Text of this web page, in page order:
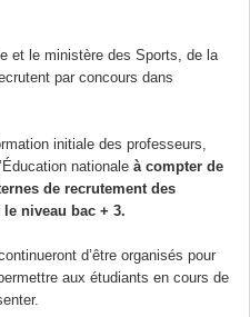
et le ministère des Sports, de la
par concours dans
initiale des professeurs,
nationale à compter de
de recrutement des
niveau bac + 3.
d’être organisés pour
aux étudiants en cours de